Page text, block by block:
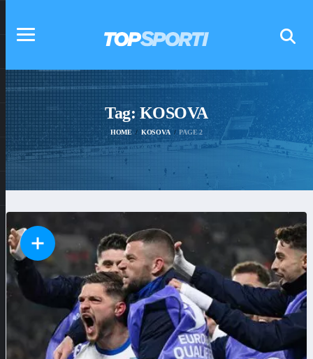
Tag:KOSOVA
HOME KOSOVA PAGE 2